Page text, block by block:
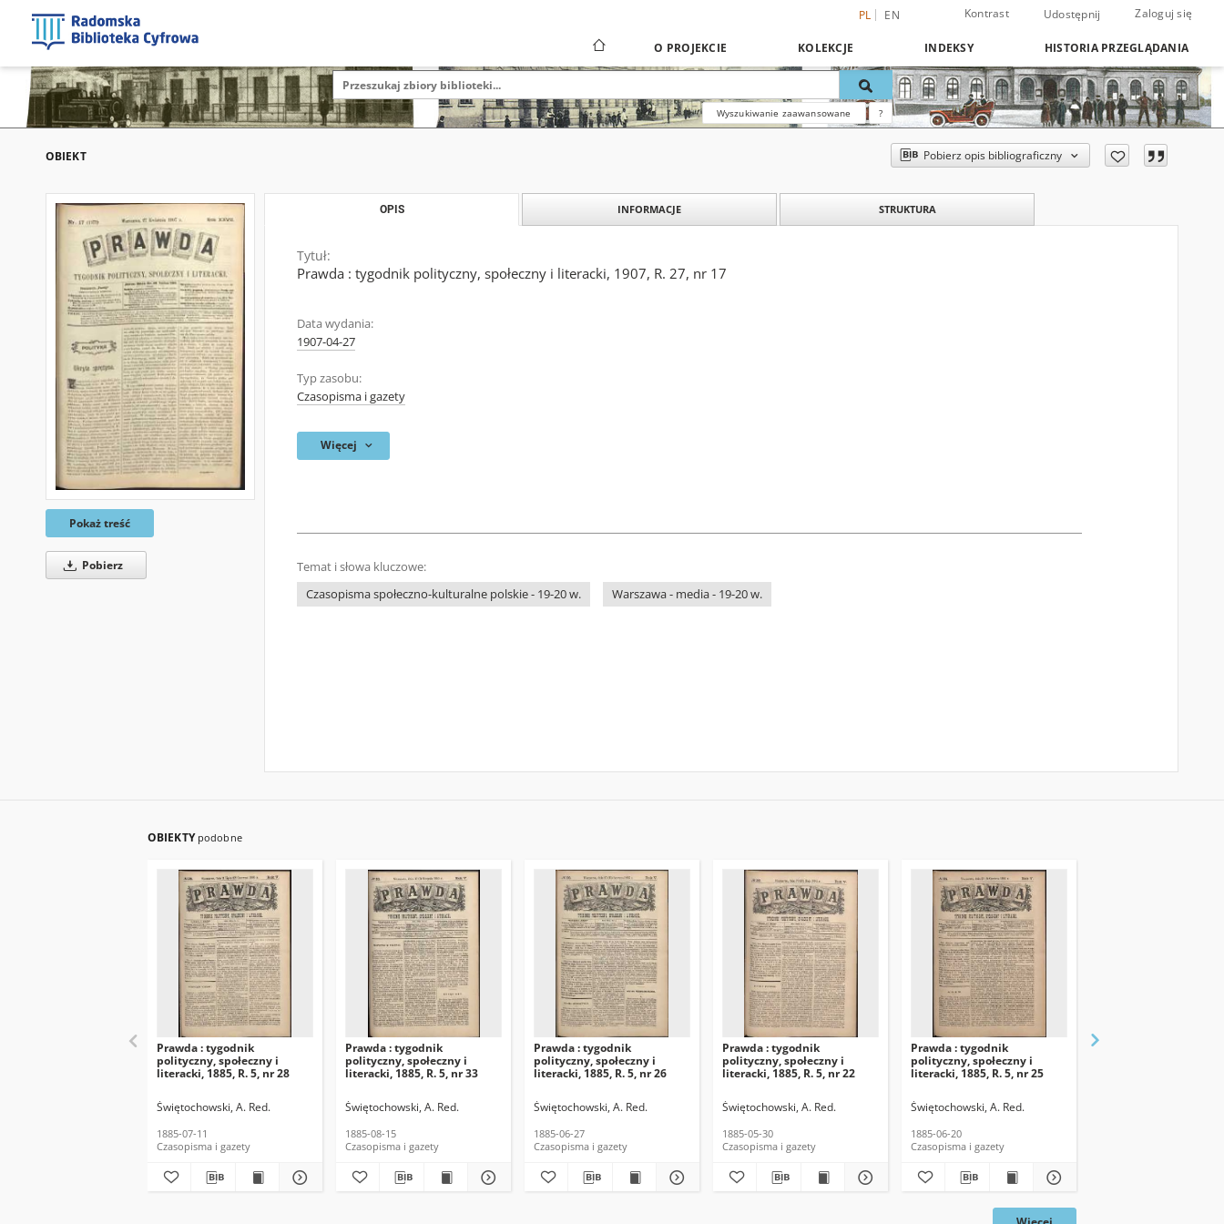
PL EN Kontrast Udostępnij Zaloguj się
O PROJEKCIE KOLEKCJE INDEKSY HISTORIA PRZEGLĄDANIA
Wyszukiwanie zaawansowane ?
OBIEKT Pobierz opis bibliograficzny
Pokaż treść
Pobierz
OPIS INFORMACJE STRUKTURA
Tytuł:
Prawda : tygodnik polityczny, społeczny i literacki, 1907, R. 27, nr 17
Data wydania:
1907-04-27
Typ zasobu:
Czasopisma i gazety
Więcej
Temat i słowa kluczowe:
Czasopisma społeczno-kulturalne polskie - 19-20 w.
Warszawa - media - 19-20 w.
OBIEKTY podobne
Prawda : tygodnik
polityczny, społeczny i
literacki, 1885, R. 5, nr 28
Świętochowski, A. Red.
1885-07-11
Czasopisma i gazety
Prawda : tygodnik
polityczny, społeczny i
literacki, 1885, R. 5, nr 33
Świętochowski, A. Red.
1885-08-15
Czasopisma i gazety
Prawda : tygodnik
polityczny, społeczny i
literacki, 1885, R. 5, nr 26
Świętochowski, A. Red.
1885-06-27
Czasopisma i gazety
Prawda : tygodnik
polityczny, społeczny i
literacki, 1885, R. 5, nr 22
Świętochowski, A. Red.
1885-05-30
Czasopisma i gazety
Prawda : tygodnik
polityczny, społeczny i
literacki, 1885, R. 5, nr 25
Świętochowski, A. Red.
1885-06-20
Czasopisma i gazety